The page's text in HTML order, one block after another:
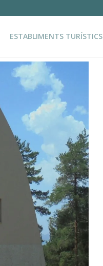
ESTABLIMENTS TURÍSTICS